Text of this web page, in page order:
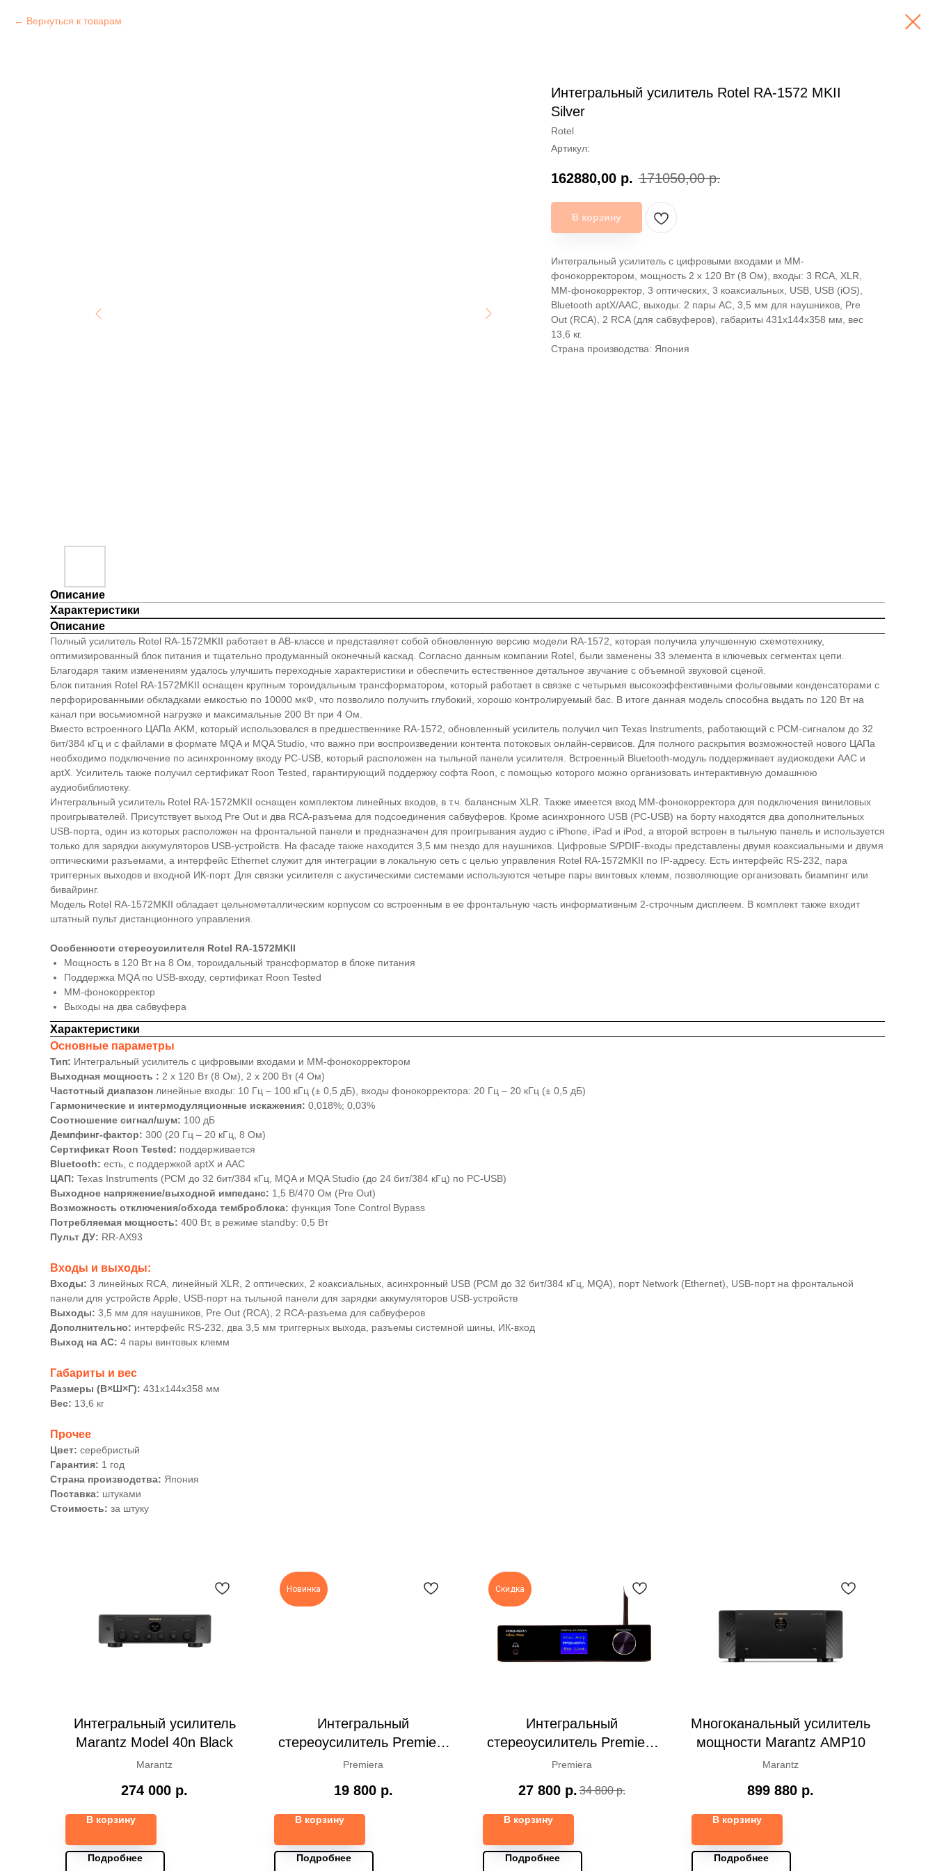
Вернуться к товарам
Интегральный усилитель Rotel RA-1572 MKII
Silver
Rotel
Артикул:
162880,00 р. 171050,00 р.
В корзину
Интегральный усилитель с цифровыми входами и ММ-
фонокорректором, мощность 2 х 120 Вт (8 Ом), входы: 3 RCA, XLR,
MM-фонокорректор, 3 оптических, 3 коаксиальных, USB, USB (iOS),
Bluetooth aptX/AAC, выходы: 2 пары АС, 3,5 мм для наушников, Pre
Out (RCA), 2 RCA (для сабвуферов), габариты 431x144x358 мм, вес
13,6 кг.
Страна производства: Япония
Описание
Характеристики
Описание
Полный усилитель Rotel RA-1572MKII работает в AB-классе и представляет собой обновленную версию модели RA-1572, которая получила улучшенную схемотехнику,
оптимизированный блок питания и тщательно продуманный оконечный каскад. Согласно данным компании Rotel, были заменены 33 элемента в ключевых сегментах цепи.
Благодаря таким изменениям удалось улучшить переходные характеристики и обеспечить естественное детальное звучание с объемной звуковой сценой.
Блок питания Rotel RA-1572MKII оснащен крупным тороидальным трансформатором, который работает в связке с четырьмя высокоэффективными фольговыми конденсаторами с
перфорированными обкладками емкостью по 10000 мкФ, что позволило получить глубокий, хорошо контролируемый бас. В итоге данная модель способна выдать по 120 Вт на
канал при восьмиомной нагрузке и максимальные 200 Вт при 4 Ом.
Вместо встроенного ЦАПа AKM, который использовался в предшественнике RA-1572, обновленный усилитель получил чип Texas Instruments, работающий с PCM-сигналом до 32
бит/384 кГц и с файлами в формате MQA и MQA Studio, что важно при воспроизведении контента потоковых онлайн-сервисов. Для полного раскрытия возможностей нового ЦАПа
необходимо подключение по асинхронному входу PC-USB, который расположен на тыльной панели усилителя. Встроенный Bluetooth-модуль поддерживает аудиокодеки AAC и
aptX. Усилитель также получил сертификат Roon Tested, гарантирующий поддержку софта Roon, с помощью которого можно организовать интерактивную домашнюю
аудиобиблиотеку.
Интегральный усилитель Rotel RA-1572MKII оснащен комплектом линейных входов, в т.ч. балансным XLR. Также имеется вход MM-фонокорректора для подключения виниловых
проигрывателей. Присутствует выход Pre Out и два RCA-разъема для подсоединения сабвуферов. Кроме асинхронного USB (PC-USB) на борту находятся два дополнительных
USB-порта, один из которых расположен на фронтальной панели и предназначен для проигрывания аудио с iPhone, iPad и iPod, а второй встроен в тыльную панель и используется
только для зарядки аккумуляторов USB-устройств. На фасаде также находится 3,5 мм гнездо для наушников. Цифровые S/PDIF-входы представлены двумя коаксиальными и двумя
оптическими разъемами, а интерфейс Ethernet служит для интеграции в локальную сеть с целью управления Rotel RA-1572MKII по IP-адресу. Есть интерфейс RS-232, пара
триггерных выходов и входной ИК-порт. Для связки усилителя с акустическими системами используются четыре пары винтовых клемм, позволяющие организовать биампинг или
бивайринг.
Модель Rotel RA-1572MKII обладает цельнометаллическим корпусом со встроенным в ее фронтальную часть информативным 2-строчным дисплеем. В комплект также входит
штатный пульт дистанционного управления.
Особенности стереоусилителя Rotel RA-1572MKII
Мощность в 120 Вт на 8 Ом, тороидальный трансформатор в блоке питания
Поддержка MQA по USB-входу, сертификат Roon Tested
MM-фонокорректор
Выходы на два сабвуфера
Характеристики
Основные параметры
Тип: Интегральный усилитель с цифровыми входами и ММ-фонокорректором
Выходная мощность : 2 х 120 Вт (8 Ом), 2 х 200 Вт (4 Ом)
Частотный диапазон линейные входы: 10 Гц – 100 кГц (± 0,5 дБ), входы фонокорректора: 20 Гц – 20 кГц (± 0,5 дБ)
Гармонические и интермодуляционные искажения: 0,018%; 0,03%
Соотношение сигнал/шум: 100 дБ
Демпфинг-фактор: 300 (20 Гц – 20 кГц, 8 Ом)
Сертификат Roon Tested: поддерживается
Bluetooth: есть, с поддержкой aptX и AAC
ЦАП: Texas Instruments (PCM до 32 бит/384 кГц, MQA и MQA Studio (до 24 бит/384 кГц) по PC-USB)
Выходное напряжение/выходной импеданс: 1,5 В/470 Ом (Pre Out)
Возможность отключения/обхода темброблока: функция Tone Control Bypass
Потребляемая мощность: 400 Вт, в режиме standby: 0,5 Вт
Пульт ДУ: RR-AX93
Входы и выходы:
Входы: 3 линейных RCA, линейный XLR, 2 оптических, 2 коаксиальных, асинхронный USB (PCM до 32 бит/384 кГц, MQA), порт Network (Ethernet), USB-порт на фронтальной
панели для устройств Apple, USB-порт на тыльной панели для зарядки аккумуляторов USB-устройств
Выходы: 3,5 мм для наушников, Pre Out (RCA), 2 RCA-разъема для сабвуферов
Дополнительно: интерфейс RS-232, два 3,5 мм триггерных выхода, разъемы системной шины, ИК-вход
Выход на АС: 4 пары винтовых клемм
Габариты и вес
Размеры (В×Ш×Г): 431x144x358 мм
Вес: 13,6 кг
Прочее
Цвет: серебристый
Гарантия: 1 год
Страна производства: Япония
Поставка: штуками
Стоимость: за штуку
Интегральный усилитель
Marantz Model 40n Black
Marantz
274 000 р.
В корзину
Подробнее
Новинка
Интегральный
стереоусилитель Premiera
MINI AMP L, black
Premiera
19 800 р.
В корзину
Подробнее
Скидка
Интегральный
стереоусилитель Premiera
MINI AMP
Premiera
27 800 р. 34 800 р.
В корзину
Подробнее
Многоканальный усилитель
мощности Marantz AMP10
Marantz
899 880 р.
В корзину
Подробнее